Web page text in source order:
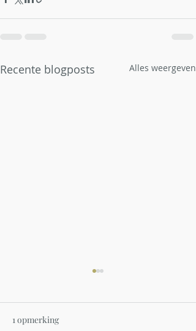
Recente blogposts Alles weergeven
1 opmerking